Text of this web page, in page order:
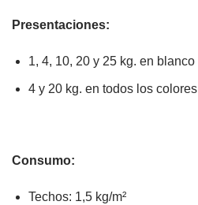
Presentaciones:
1, 4, 10, 20 y 25 kg. en blanco
4 y 20 kg. en todos los colores
Consumo:
Techos: 1,5 kg/m²